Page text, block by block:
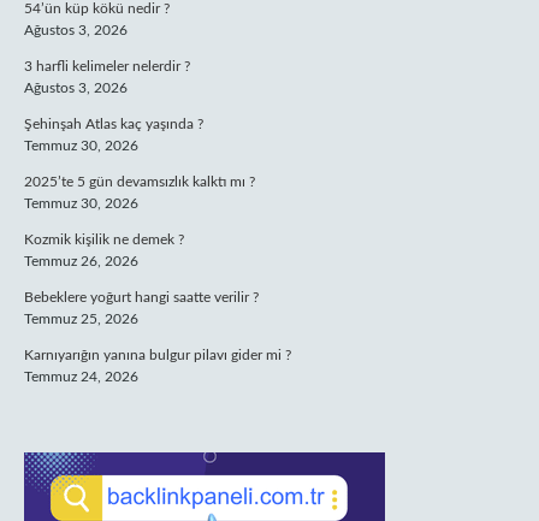
54’ün küp kökü nedir ?
Ağustos 3, 2026
3 harfli kelimeler nelerdir ?
Ağustos 3, 2026
Şehinşah Atlas kaç yaşında ?
Temmuz 30, 2026
2025’te 5 gün devamsızlık kalktı mı ?
Temmuz 30, 2026
Kozmik kişilik ne demek ?
Temmuz 26, 2026
Bebeklere yoğurt hangi saatte verilir ?
Temmuz 25, 2026
Karnıyarığın yanına bulgur pilavı gider mi ?
Temmuz 24, 2026